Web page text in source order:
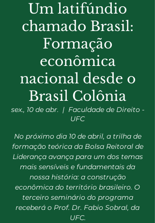
Um latifúndio
chamado Brasil:
Formação
econômica
nacional desde o
Brasil Colônia
sex., 10 de abr.
  |
Faculdade de Direito -
UFC
No próximo dia 10 de abril, a trilha de
formação teórica da Bolsa Reitoral de
Liderança avança para um dos temas
mais sensíveis e fundamentais da
nossa história: a construção
econômica do território brasileiro. O
terceiro seminário do programa
receberá o Prof. Dr. Fabio Sobral, da
UFC.